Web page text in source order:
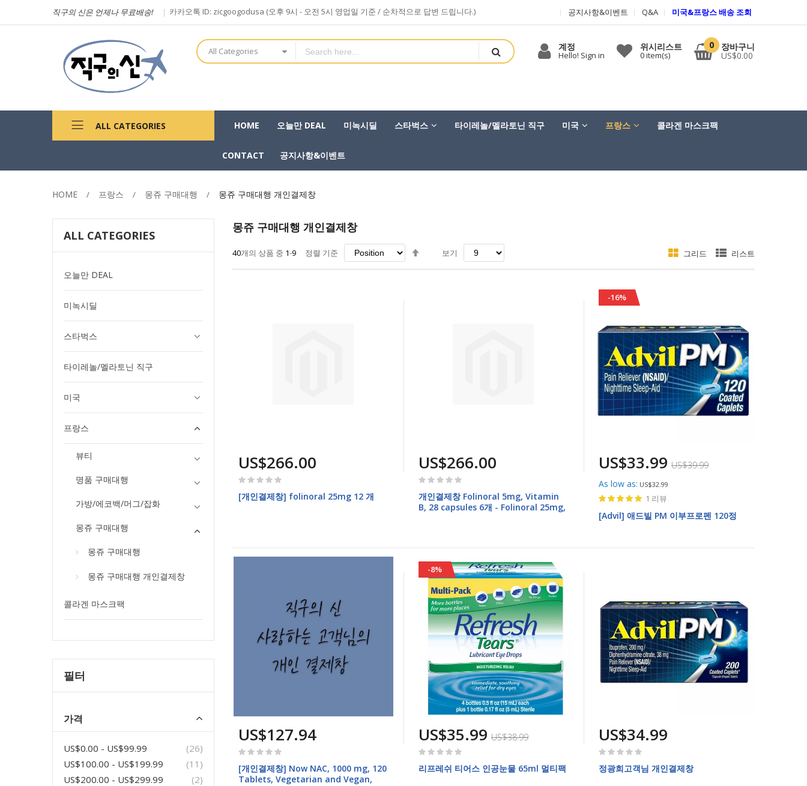
직구의 신은 언제나 무료배송! 카카오톡 ID: zicgoogodusa (오후 9시 - 오전 5시 영업일 기준 / 순차적으로 답변 드립니다.) 공지사항&이벤트 Q&A 미국&프랑스 배송 조회
All Categories 계정
Hello! Sign in
위시리스트
0item(s)
0 장바구니
US$0.00
ALL CATEGORIES HOME 오늘만 DEAL 미녹시딜 스타벅스 타이레놀/멜라토닌 직구 미국 프랑스 콜라겐 마스크팩
CONTACT 공지사항&이벤트
HOME 프랑스 몽쥬 구매대행 몽쥬 구매대행 개인결제창
몽쥬 구매대행 개인결제창
40개의 상품 중 1-9 정렬 기준 보기 그리드 리스트
US$266.00
Rating:
[개인결제창] folinoral 25mg 12 개
US$266.00
Rating:
개인결제창 Folinoral 5mg, Vitamin
B, 28 capsules 6개 - Folinoral 25mg,
-16%
US$33.99 US$39.99
As low as US$32.99
Rating:
1 리뷰
[Advil] 애드빌 PM 이부프로펜 120정
US$127.94
Rating:
[개인결제창] Now NAC, 1000 mg, 120
Tablets, Vegetarian and Vegan,
-8%
US$35.99 US$38.99
Rating:
리프레쉬 티어스 인공눈물 65ml 멀티팩
US$34.99
Rating:
정광희고객님 개인결제창
ALL CATEGORIES
오늘만 DEAL
미녹시딜
스타벅스
타이레놀/멜라토닌 직구
미국
프랑스
뷰티
명품 구매대행
가방/에코백/머그/잡화
몽쥬 구매대행
몽쥬 구매대행
몽쥬 구매대행 개인결제창
콜라겐 마스크팩
필터
가격
US$0.00 - US$99.99 26items
US$100.00 - US$199.99 11 items
US$200.00 - US$299.99 2items